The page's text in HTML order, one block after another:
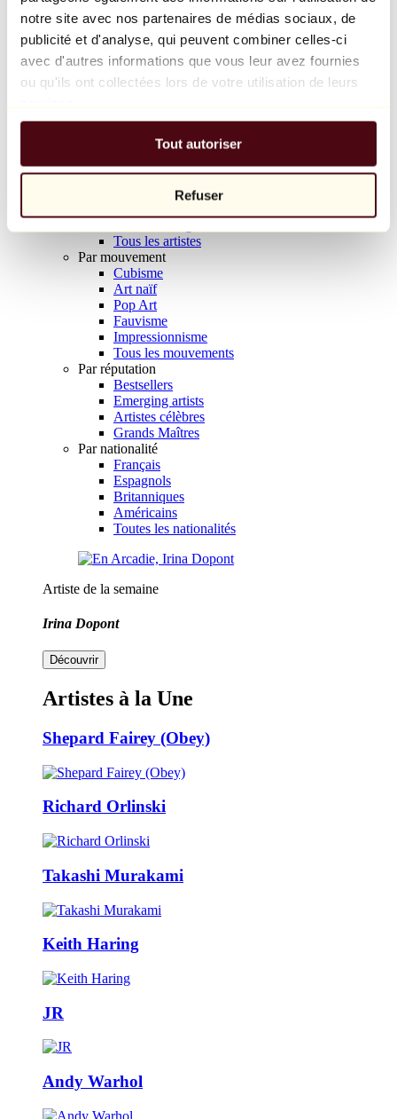
notre site avec nos partenaires de médias sociaux, de
publicité et d'analyse, qui peuvent combiner celles-ci
avec d'autres informations que vous leur avez fournies
ou qu'ils ont collectées lors de votre utilisation de leurs
Tout autoriser
Refuser
Balloon Dog (Orange)
Jeff Koons
10 000 €
Parcourir
Tous les sculpteurs
Tous les photographes
Tous les artistes
Par mouvement
Cubisme
Art naïf
Pop Art
Fauvisme
Impressionnisme
Tous les mouvements
Par réputation
Bestsellers
Emerging artists
Artistes célèbres
Grands Maîtres
Par nationalité
Français
Espagnols
Britanniques
Américains
Toutes les nationalités
Artiste de la semaine
Irina Dopont
Découvrir
Artistes à la Une
Shepard Fairey (Obey)
Richard Orlinski
Takashi Murakami
Keith Haring
JR
Andy Warhol